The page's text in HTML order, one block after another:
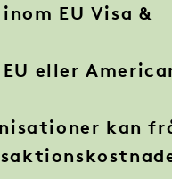
EU Visa &
eller
kan